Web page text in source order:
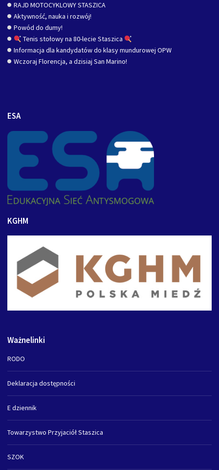
RAJD MOTOCYKLOWY STASZICA
Aktywność, nauka i rozwój!
Powód do dumy!
Tenis stołowy na 80-lecie Staszica
Informacja dla kandydatów do klasy mundurowej OPW
Wczoraj Florencja, a dzisiaj San Marino!
ESA
KGHM
Ważnelinki
RODO
Deklaracja dostępności
E dziennik
Towarzystwo Przyjaciół Staszica
SZOK